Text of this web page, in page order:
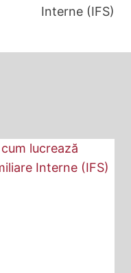
Interne (IFS)